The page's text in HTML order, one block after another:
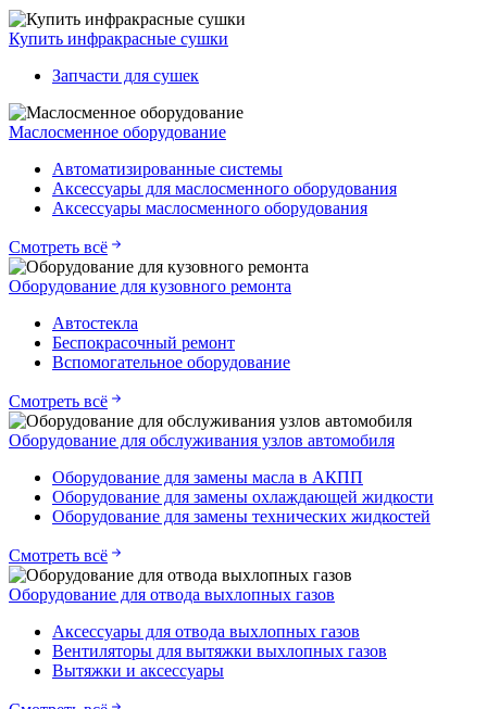
Купить инфракрасные сушки
Запчасти для сушек
Маслосменное оборудование
Автоматизированные системы
Аксессуары для маслосменного оборудования
Аксессуары маслосменного оборудования
Смотреть всё
Оборудование для кузовного ремонта
Автостекла
Беспокрасочный ремонт
Вспомогательное оборудование
Смотреть всё
Оборудование для обслуживания узлов автомобиля
Оборудование для замены масла в АКПП
Оборудование для замены охлаждающей жидкости
Оборудование для замены технических жидкостей
Смотреть всё
Оборудование для отвода выхлопных газов
Аксессуары для отвода выхлопных газов
Вентиляторы для вытяжки выхлопных газов
Вытяжки и аксессуары